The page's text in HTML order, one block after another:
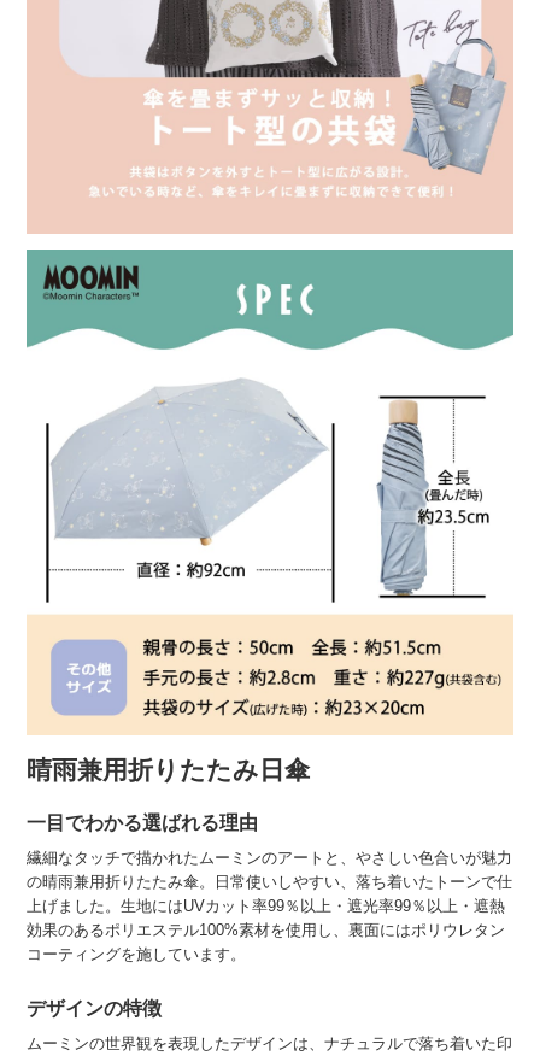
晴雨兼用折りたたみ日傘
一目でわかる選ばれる理由
繊細なタッチで描かれたムーミンのアートと、やさしい色合いが魅力
の晴雨兼用折りたたみ傘。日常使いしやすい、落ち着いたトーンで仕
上げました。生地にはUVカット率99％以上・遮光率99％以上・遮熱
効果のあるポリエステル100%素材を使用し、裏面にはポリウレタン
コーティングを施しています。
デザインの特徴
ムーミンの世界観を表現したデザインは、ナチュラルで落ち着いた印